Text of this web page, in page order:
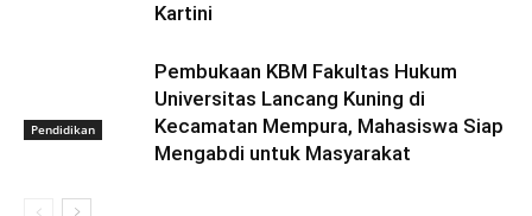
Kartini
Pendidikan
Pembukaan KBM Fakultas Hukum
Universitas Lancang Kuning di
Kecamatan Mempura, Mahasiswa Siap
Mengabdi untuk Masyarakat